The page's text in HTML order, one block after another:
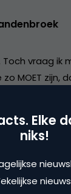
Toch vraag ik
MOET zijn,
zo.
niche worden?
als Amazon
Elke
niks!